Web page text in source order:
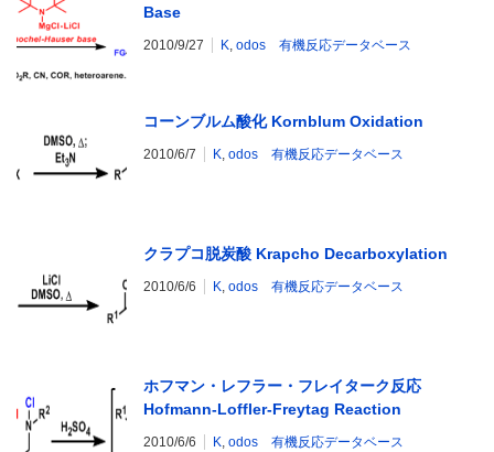
Base
2010/9/27 K, odos 有機反応データベース
コーンブルム酸化 Kornblum Oxidation
2010/6/7 K, odos 有機反応データベース
クラプコ脱炭酸 Krapcho Decarboxylation
2010/6/6 K, odos 有機反応データベース
ホフマン・レフラー・フレイターク反応
Hofmann-Loffler-Freytag Reaction
2010/6/6 K, odos 有機反応データベース